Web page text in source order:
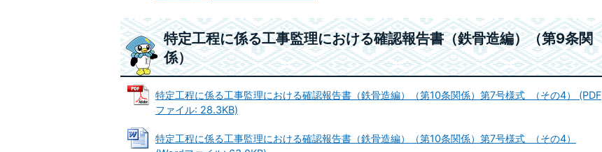
特定工程に係る工事監理における確認報告書（鉄骨造編）（第9条関
係）
特定工程に係る工事監理における確認報告書（鉄骨造編）（第10条関係）第7号様式 （その4） (PDF
ファイル: 28.3KB)
特定工程に係る工事監理における確認報告書（鉄骨造編）（第10条関係）第7号様式 （その4）